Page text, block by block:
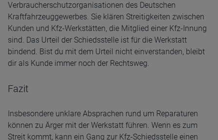
Verbraucherschutzorganisationen des Deutschen
Kraftfahrzeuggewerbes. Sie klären Streitigkeiten zwischen
Kunden und Kfz-Werkstätten, die Mitglied einer Kfz-Innung
sind. Das Urteil der Schiedsstelle ist für die Werkstatt
bindend. Bist du mit dem Urteil nicht einverstanden, bleibt
dir als Kunde immer noch der Rechtsweg.
Fazit
Insbesondere unklare Absprachen rund um Reparaturen
können zu Ärger mit der Werkstatt führen. Wenn es zum
Streit kommt, kann ein Gang zur Kfz-Schiedsstelle einen